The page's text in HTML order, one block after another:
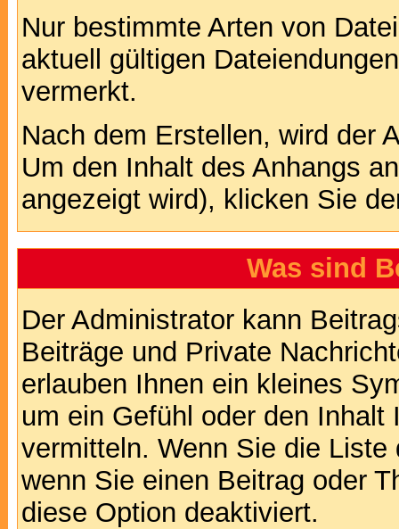
Nur bestimmte Arten von
aktuell gültigen
vermerkt.
Nach dem Erstellen, wird der
Um den Inhalt des Anhangs
angezeigt wird), klicken Sie
Was sind
Der Administrator kann
Beiträge und Private
erlauben Ihnen ein kleines
um ein Gefühl oder den
vermitteln. Wenn Sie die
wenn Sie einen Beitrag oder
diese Option deaktiviert.